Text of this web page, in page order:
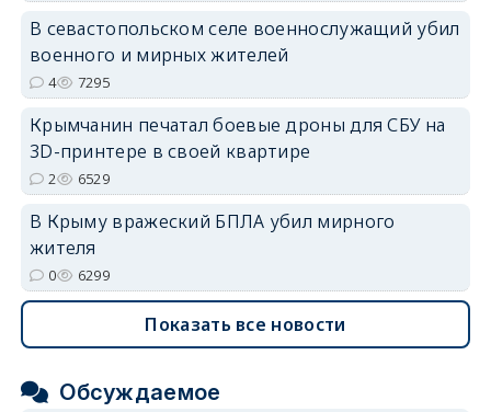
В севастопольском селе военнослужащий убил
военного и мирных жителей
4 7295
Крымчанин печатал боевые дроны для СБУ на
3D-принтере в своей квартире
2 6529
В Крыму вражеский БПЛА убил мирного
жителя
0 6299
Показать все новости
Обсуждаемое